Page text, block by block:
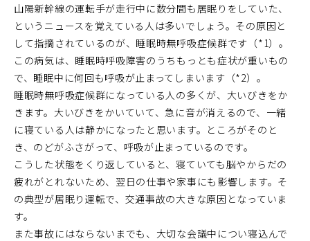
山陽新幹線の運転手が走行中に数分間も居眠りをしていた、
というニュースを覚えている人は多いでしょう。その原因と
して指摘されているのが、睡眠時無呼吸症候群です（*1）。
この病気は、睡眠時呼吸障害のうちもっとも症状が重いもの
で、睡眠中に何回も呼吸が止まってしまいます（*2）。
睡眠時無呼吸症候群になっている人の多くが、大いびきをか
きます。大いびきをかいていて、急に音が消えるので、一緒
に寝ている人は静かになったと思います。ところがそのと
き、のどがふさがって、呼吸が止まっているのです。
こうした状態をくり返していると、寝ていても脳やからだの
疲れがとれないため、翌日の仕事や家事にも影響します。そ
の典型が居眠り運転で、交通事故の大きな原因となっていま
す。
また事故にはならないまでも、大切な会議中につい寝込んで